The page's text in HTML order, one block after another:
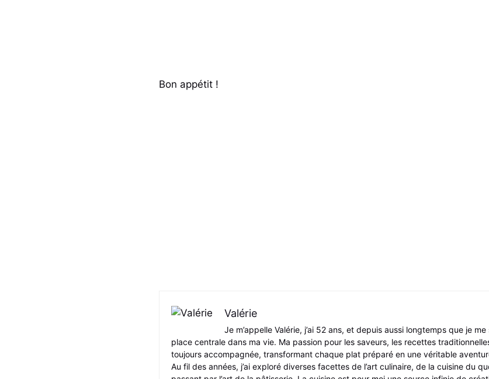
Bon appétit !
Valérie
Je m’appelle Valérie, j’ai 52 ans, et depuis aussi longtemps que je
place centrale dans ma vie. Ma passion pour les saveurs, les recettes
toujours accompagnée, transformant chaque plat préparé en une véritable
Au fil des années, j’ai exploré diverses facettes de l’art culinaire, de la cuisine du